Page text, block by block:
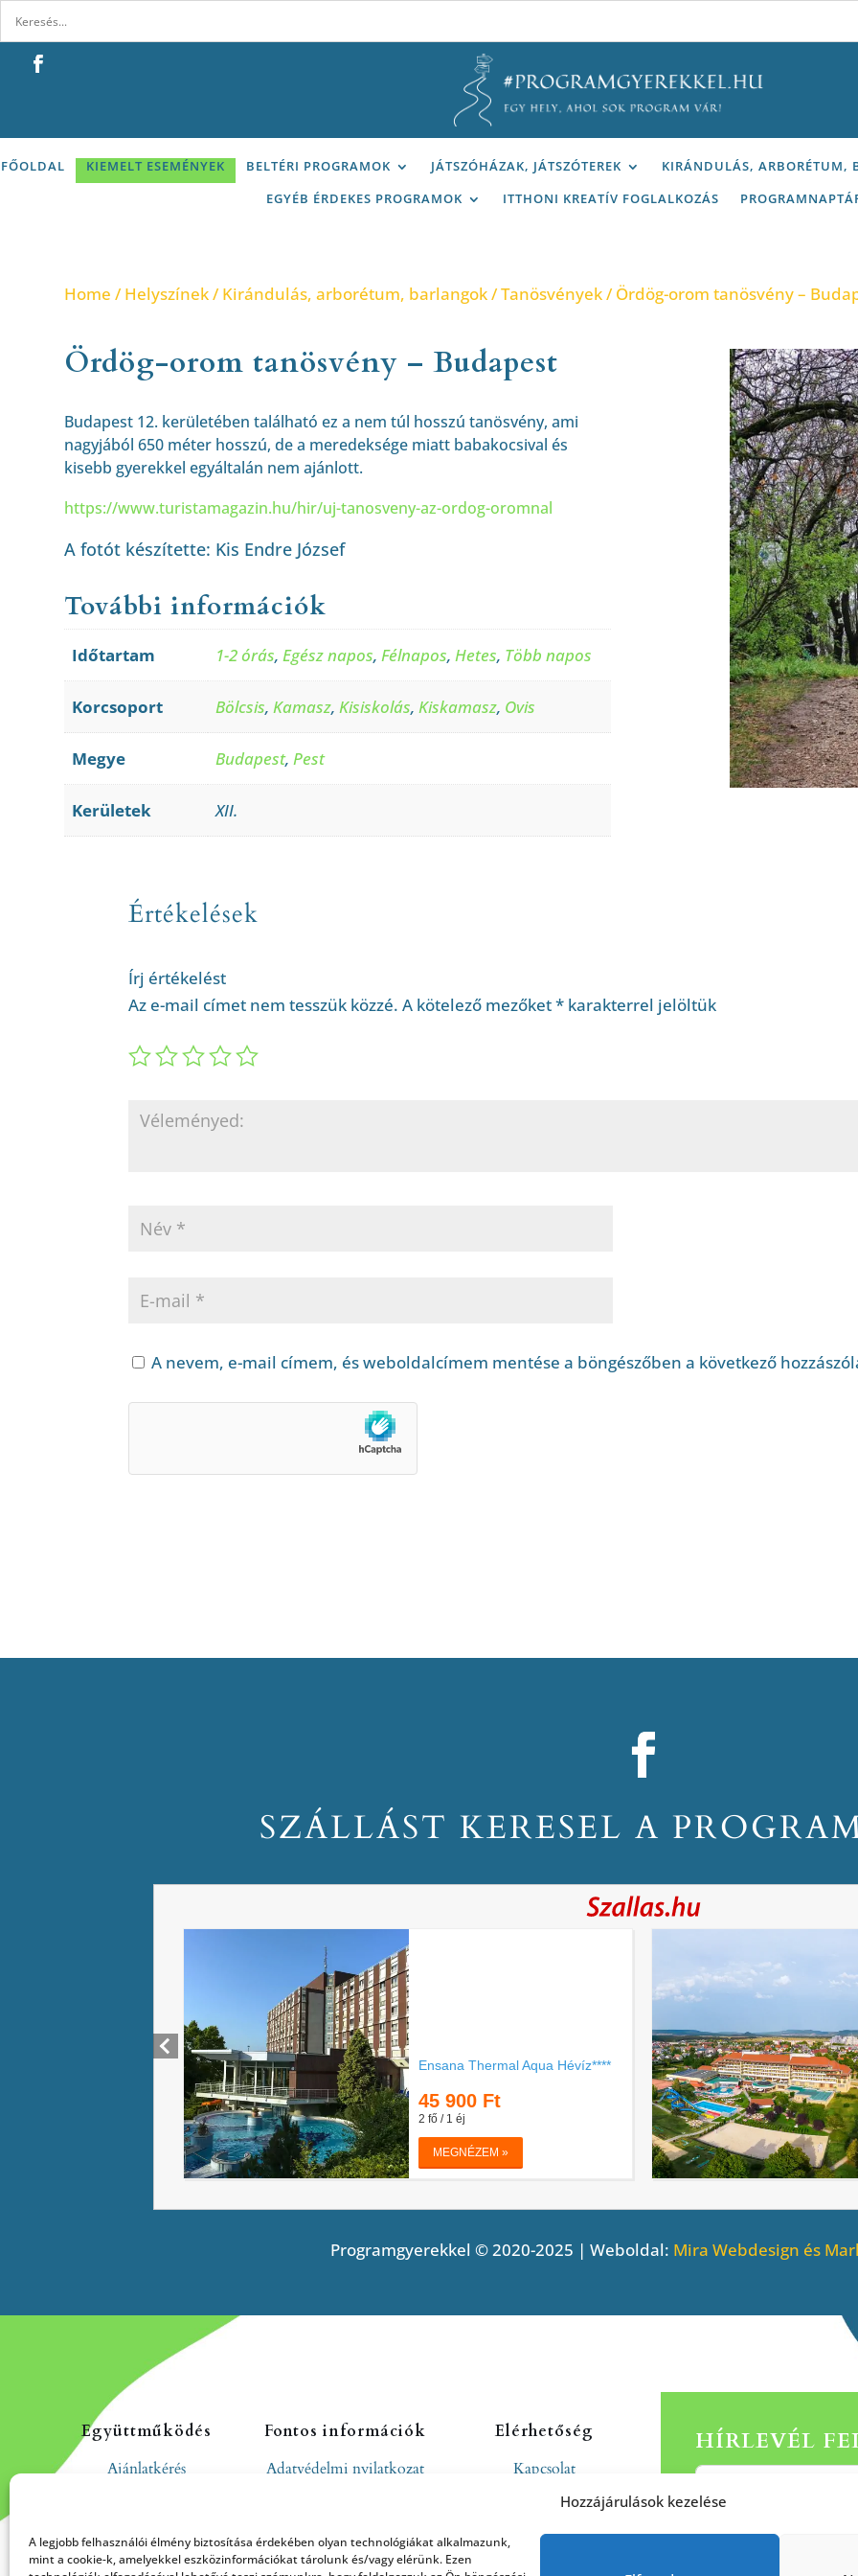
Hozzájárulások kezelése
A legjobb felhasználói élmény biztosítása érdekében olyan technológiákat alkalmazunk,
mint a cookie-k, amelyekkel eszközinformációkat tárolunk és/vagy elérünk. Ezen
FŐOLDAL KIEMELT ESEMÉNYEK BELTÉRI PROGRAMOK JÁTSZÓHÁZAK, JÁTSZÓTEREK KIRÁNDULÁS, ARBORÉTUM,
EGYÉB ÉRDEKES PROGRAMOK
ITTHONI KREATÍV FOGLALKOZÁS
Home /Helyszínek/Kirándulás, arborétum, barlangok/Tanösvények/ Ördög-orom tanösvény –
Ördög-orom tanösvény – Budapest
Budapest 12. kerületében található ez a nem túl hosszú tanösvény, ami
nagyjából 650 méter hosszú, de a meredeksége miatt babakocsival és
kisebb gyerekkel egyáltalán nem ajánlott.
https://www.turistamagazin.hu/hir/uj-tanosveny-az-ordog-oromnal
A fotót készítette: Kis Endre József
További információk
Időtartam 1-2 órás, Egész napos, Félnapos, Hetes, Több napos
Korcsoport Bölcsis, Kamasz, Kisiskolás, Kiskamasz, Ovis
Megye Budapest, Pest
Kerületek XII.
Értékelések
Írj értékelést
Az e-mail címet nem tesszük közzé. A kötelező mezőket* karakterrel jelöltük
A nevem, e-mail címem, és weboldalcímem mentése a böngészőben a következő
SZÁLLÁST KERESEL A
Programgyerekkel © 2020-2025 | Weboldal: Mira Webdesign és
Együttműködés
Ajánlatkérés
Fontos információk
Adatvédelmi nyilatkozat
moderálási szabályzat
Elérhetőség
Kapcsolat
Rólunk
HÍRLEVÉL